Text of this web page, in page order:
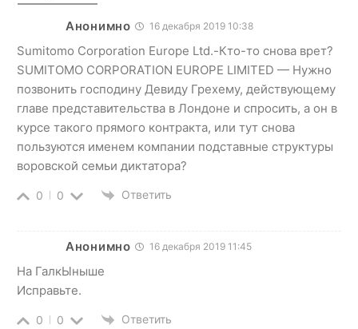
Анонимно 16 декабря 2019 10:38
Sumitomo Corporation Europe Ltd.-Кто-то снова врет?
SUMITOMO CORPORATION EUROPE LIMITED — Нужно
позвонить господину Девиду Грехему, действующему
главе представительства в Лондоне и спросить, а он в
курсе такого прямого контракта, или тут снова
пользуются именем компании подставные структуры
воровской семьи диктатора?
0 0 Ответить
Анонимно 16 декабря 2019 11:45
На ГалкЫныше
Исправьте.
0 0 Ответить